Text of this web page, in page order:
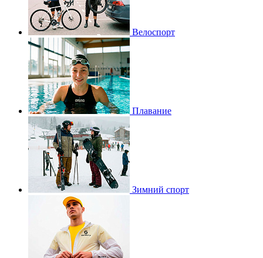
Велоспорт
Плавание
Зимний спорт